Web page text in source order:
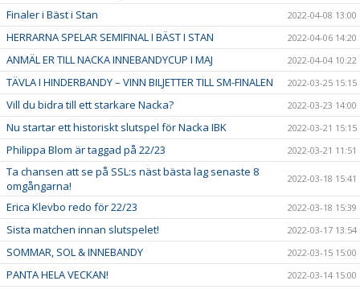
Finaler i Bäst i Stan 2022-04-08 13:00
HERRARNA SPELAR SEMIFINAL I BÄST I STAN 2022-04-06 14:20
ANMÄL ER TILL NACKA INNEBANDYCUP I MAJ 2022-04-04 10:22
TÄVLA I HINDERBANDY – VINN BILJETTER TILL SM-FINALEN 2022-03-25 15:15
Vill du bidra till ett starkare Nacka? 2022-03-23 14:00
Nu startar ett historiskt slutspel för Nacka IBK 2022-03-21 15:15
Philippa Blom är taggad på 22/23 2022-03-21 11:51
Ta chansen att se på SSL:s näst bästa lag senaste 8
omgångarna!
2022-03-18 15:41
Erica Klevbo redo för 22/23 2022-03-18 15:39
Sista matchen innan slutspelet! 2022-03-17 13:54
SOMMAR, SOL & INNEBANDY 2022-03-15 15:00
PANTA HELA VECKAN! 2022-03-14 15:00